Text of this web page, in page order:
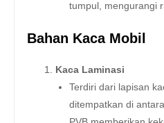
tumpul, mengurangi
Bahan Kaca Mobil
Kaca Laminasi
Terdiri dari lapisan
ditempatkan di